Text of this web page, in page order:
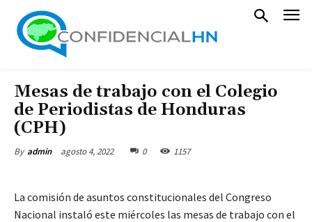
Mesas de trabajo con el Colegio
de Periodistas de Honduras
(CPH)
By admin agosto 4, 2022 0 1157
La comisión de asuntos constitucionales del Congreso
Nacional instaló este miércoles las mesas de trabajo con el